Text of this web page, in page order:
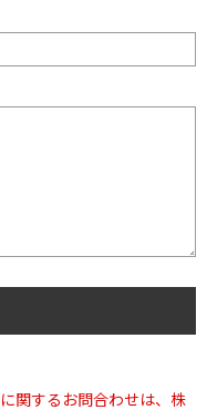
関するお問合わせは、株